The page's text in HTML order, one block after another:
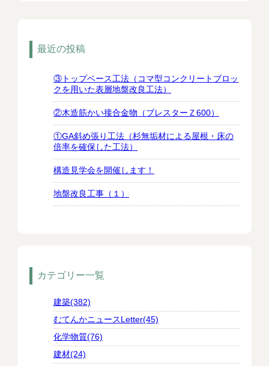
最近の投稿
③トップベース工法（コマ型コンクリートブロッ
クを用いた表層地盤改良工法）
②木造筋かい接合金物（ブレスターＺ600）
①GA斜め張り工法（杉無垢材による屋根・床の
倍率を確保した工法）
構造見学会を開催します！
地盤改良工事（１）
カテゴリー一覧
建築(382)
むてんかニュースLetter(45)
化学物質(76)
建材(24)